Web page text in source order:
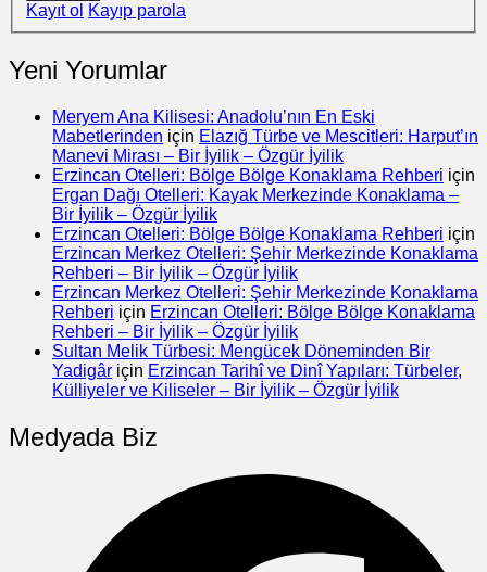
Kayıt ol Kayıp parola
Yeni Yorumlar
Meryem Ana Kilisesi: Anadolu’nın En Eski
Mabetlerinden için Elazığ Türbe ve Mescitleri: Harput’ın
Manevi Mirası – Bir İyilik – Özgür İyilik
Erzincan Otelleri: Bölge Bölge Konaklama Rehberi için
Ergan Dağı Otelleri: Kayak Merkezinde Konaklama –
Bir İyilik – Özgür İyilik
Erzincan Otelleri: Bölge Bölge Konaklama Rehberi için
Erzincan Merkez Otelleri: Şehir Merkezinde Konaklama
Rehberi – Bir İyilik – Özgür İyilik
Erzincan Merkez Otelleri: Şehir Merkezinde Konaklama
Rehberi için Erzincan Otelleri: Bölge Bölge Konaklama
Rehberi – Bir İyilik – Özgür İyilik
Sultan Melik Türbesi: Mengücek Döneminden Bir
Yadigâr için Erzincan Tarihî ve Dinî Yapıları: Türbeler,
Külliyeler ve Kiliseler – Bir İyilik – Özgür İyilik
Medyada Biz